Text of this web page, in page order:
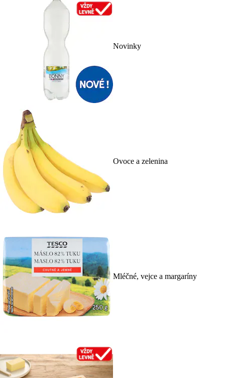
Novinky
Ovoce a zelenina
Mléčné, vejce a margaríny